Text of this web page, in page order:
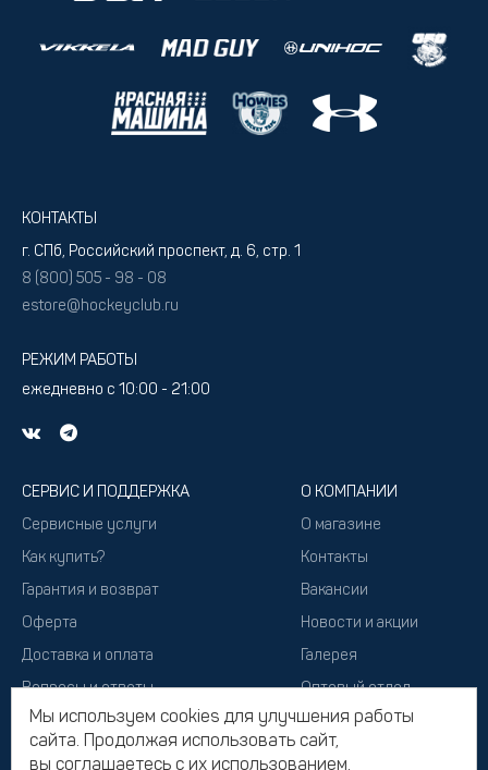
КОНТАКТЫ
г. СПб, Российский проспект, д. 6, стр. 1
8 (800) 505 - 98 - 08
estore@hockeyclub.ru
РЕЖИМ РАБОТЫ
ежедневно с 10:00 - 21:00
СЕРВИС И ПОДДЕРЖКА
Сервисные услуги
Как купить?
Гарантия и возврат
Оферта
Доставка и оплата
Вопросы и ответы
Подарочный сертификат
О КОМПАНИИ
О магазине
Контакты
Вакансии
Новости и акции
Галерея
Оптовый отдел
Мы используем cookies для улучшения работы
сайта. Продолжая использовать сайт,
вы соглашаетесь с их использованием.